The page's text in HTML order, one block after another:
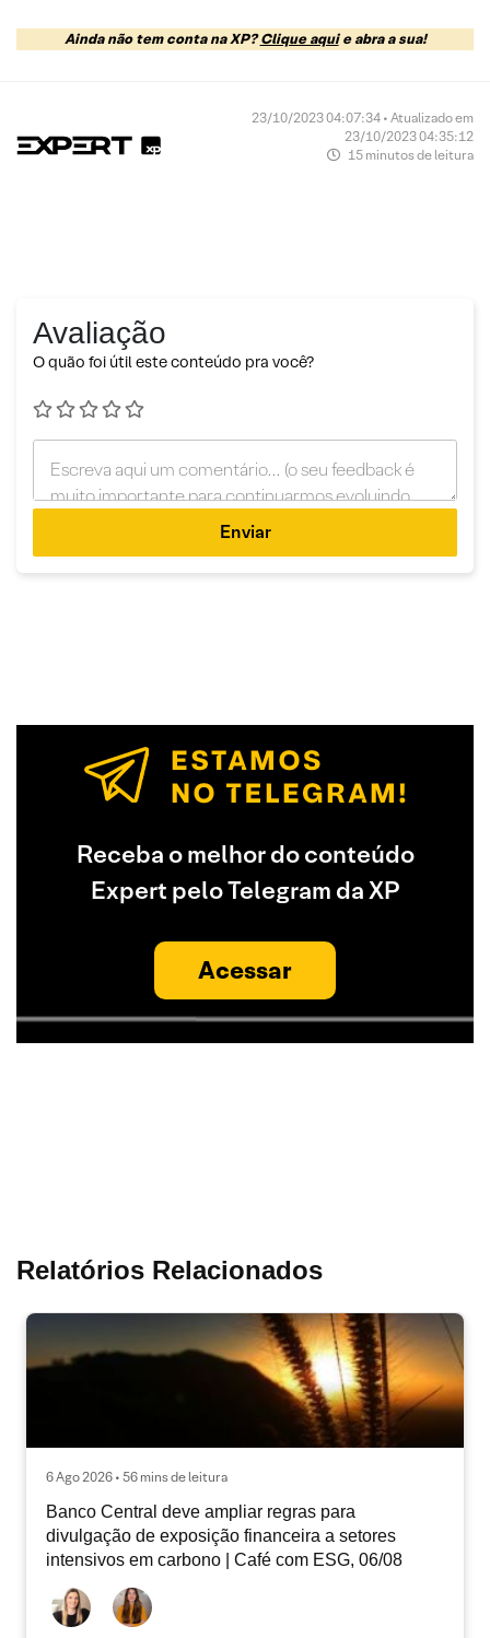
Ainda não tem conta na XP?Clique aquie abra a sua!
23/10/2023 04:07:34 • Atualizado em
23/10/2023 04:35:12
15 minutos de leitura
Avaliação
O quão foi útil este conteúdo pra você?
Enviar
Receba o melhor do conteúdo
Expert pelo Telegram da XP
Acessar
Relatórios Relacionados
6 Ago 2026 • 56 mins de leitura
Banco Central deve ampliar regras para
divulgação de exposição financeira a setores
intensivos em carbono | Café com ESG, 06/08